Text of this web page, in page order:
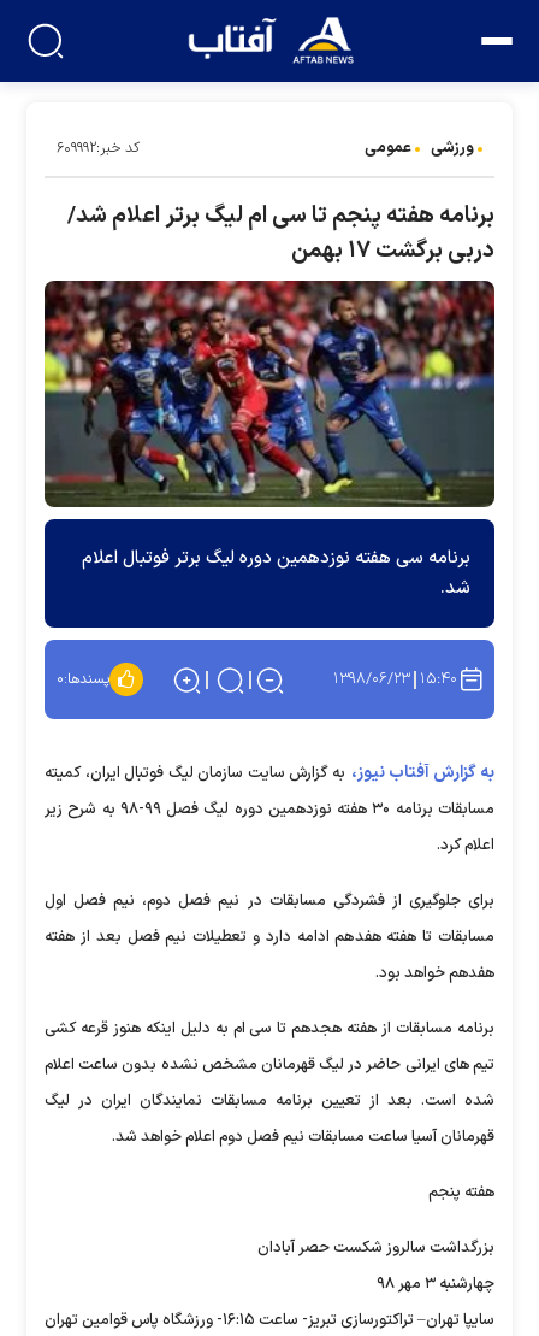
ورزشی عمومی کد خبر:۶۰۹۹۹۲
برنامه هفته پنجم تا سی ام لیگ برتر اعلام شد/
دربی برگشت ۱۷ بهمن
برنامه سی هفته نوزدهمین دوره لیگ برتر فوتبال اعلام
شد.
۱۵:۴۰ ۱۳۹۸/۰۶/۲۳ پسندها:۰
به گزارش آفتاب نیوز، به گزارش سایت سازمان لیگ فوتبال ایران، کمیته
مسابقات برنامه ۳۰ هفته نوزدهمین دوره لیگ فصل ۹۹-۹۸ به شرح زیر
اعلام کرد.
برای جلوگیری از فشردگی مسابقات در نیم فصل دوم، نیم فصل اول
مسابقات تا هفته هفدهم ادامه دارد و تعطیلات نیم فصل بعد از هفته
هفدهم خواهد بود.
برنامه مسابقات از هفته هجدهم تا سی ام به دلیل اینکه هنوز قرعه کشی
تیم های ایرانی حاضر در لیگ قهرمانان مشخص نشده بدون ساعت اعلام
شده است. بعد از تعیین برنامه مسابقات نمایندگان ایران در لیگ
قهرمانان آسیا ساعت مسابقات نیم فصل دوم اعلام خواهد شد.
هفته پنجم
بزرگداشت سالروز شکست حصر آبادان
چهارشنبه ۳ مهر ۹۸
سایپا تهران– تراکتورسازی تبریز- ساعت ۱۶:۱۵- ورزشگاه پاس قوامین تهران